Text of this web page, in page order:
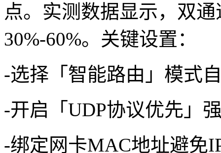
点。实测数据显示，双
30%-60%。关键设置：
-选择「智能路由」模式
-开启「UDP协议优先」
-绑定网卡MAC地址避免